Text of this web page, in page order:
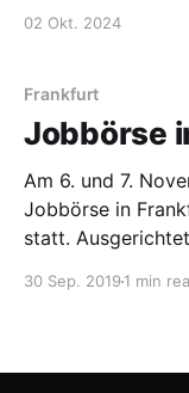
diesen, mit
02 Okt. 2024
Frankfurt
Jobbörse
Am 6. und 7.
Jobbörse in
statt.
der zweite dann der
30 Sep. 2019 1 min